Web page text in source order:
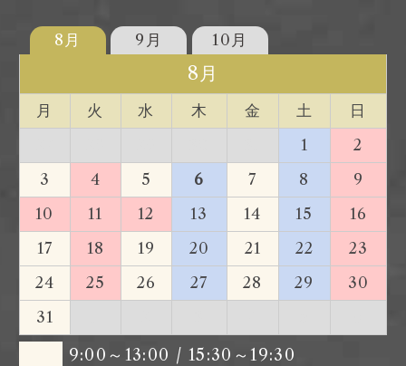
8月 9月 10月
8月
月 火 水 木 金 土
日
1
2
3
4 5 6 7 8
9
10
11 12 13 14 15
16
17
18 19 20 21 22
23
24
25 26 27 28 29
30
31
9:00～13:00 / 15:30～19:30